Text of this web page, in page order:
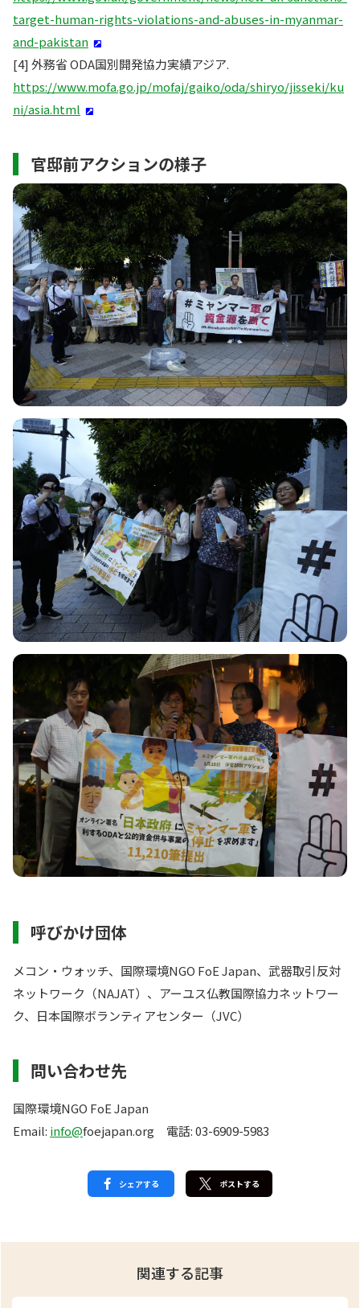
target-human-rights-violations-and-abuses-in-myanmar-
and-pakistan
[4] 外務省 ODA国別開発協力実績アジア.
https://www.mofa.go.jp/mofaj/gaiko/oda/shiryo/jisseki/ku
ni/asia.html
官邸前アクションの様子
呼びかけ団体
メコン・ウォッチ、国際環境NGO FoE Japan、武器取引反対
ネットワーク（NAJAT）、アーユス仏教国際協力ネットワー
ク、日本国際ボランティアセンター（JVC）
問い合わせ先
国際環境NGO FoE Japan
Email: info@foejapan.org 電話: 03-6909-5983
シェアする ポストする
関連する記事